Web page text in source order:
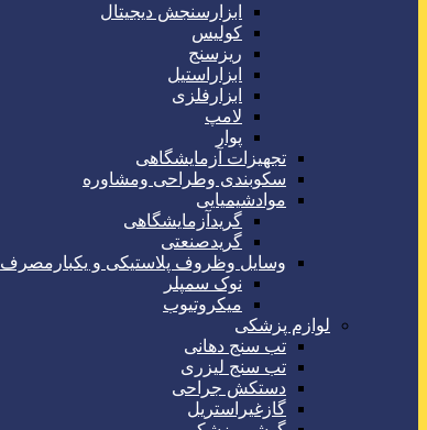
ابزارسنجش دیجیتال
کولیس
ریزسنج
ابزاراستیل
ابزارفلزی
لامپ
پوار
تجهیزات آزمایشگاهی
سکوبندی وطراحی ومشاوره
موادشیمیایی
گریدآزمایشگاهی
گریدصنعتی
وسایل وظروف پلاستیکی و یکبارمصرف
نوک سمپلر
میکروتیوب
لوازم پزشکی
تب سنج دهانی
تب سنج لیزری
دستکش جراحی
گازغیراستریل